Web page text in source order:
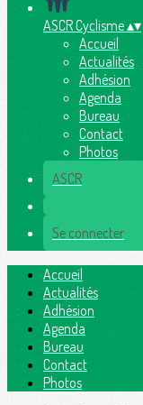
ASCR Cyclisme▴▾
Accueil
Actualités
Adhésion
Agenda
Bureau
Contact
Photos
ASCR
Se connecter
Accueil
Actualités
Adhésion
Agenda
Bureau
Contact
Photos